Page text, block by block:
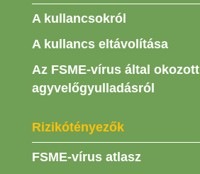
A kullancsokról
A kullancs eltávolítása
Az FSME-vírus által okozott
agyvelőgyulladásról
Rizikótényezők
FSME-vírus atlasz